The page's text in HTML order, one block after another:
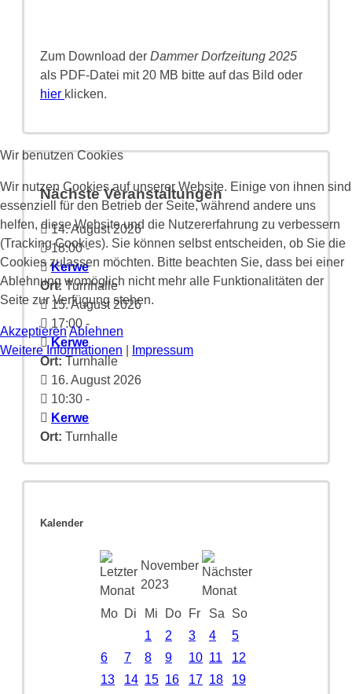
Zum Download der Dammer Dorfzeitung 2025
als PDF-Datei mit 20 MB bitte auf das Bild oder
hier klicken.
Nächste Veranstaltungen
14. August 2026
18:00-
Kerwe
Ort: Turnhalle
15. August 2026
17:00 -
Kerwe
Ort: Turnhalle
16. August 2026
10:30 -
Kerwe
Ort: Turnhalle
Kalender
November
2023
Mo Di Mi Do Fr Sa
So
1
2 3 4
5
6
7 8 9 10 11
12
13
14 15 16 17 18
19
Wir benutzen Cookies
Wir nutzen Cookies auf unserer Website. Einige von ihnen sind
essenziell für den Betrieb der Seite, während andere uns
helfen, diese Website und die Nutzererfahrung zu verbessern
(Tracking Cookies). Sie können selbst entscheiden, ob Sie die
Cookies zulassen möchten. Bitte beachten Sie, dass bei einer
Ablehnung womöglich nicht mehr alle Funktionalitäten der
Seite zur Verfügung stehen.
AkzeptierenAblehnen
Weitere Informationen
Impressum